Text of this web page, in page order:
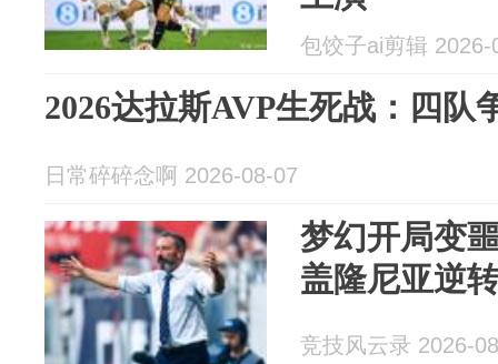
包饺子ai剪辑 2026-
2026达拉斯AVP生死战：四队
日常碎碎念啊 2026-08-07
梦幻开局变
盖隆尼亚逆
竞技风云录 2026-